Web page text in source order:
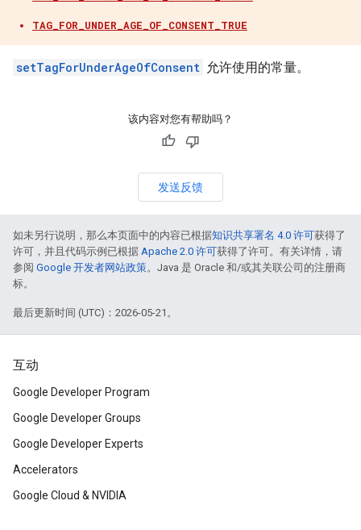
TAG_FOR_UNDER_AGE_OF_CONSENT_TRUE
setTagForUnderAgeOfConsent 允许使用的常量。
该内容对您有帮助吗？
发送反馈
如未另行说明，那么本页面中的内容已根据知识共享署名 4.0 许可获得了
许可，并且代码示例已根据 Apache 2.0 许可获得了许可。有关详情，请
参阅 Google 开发者网站政策。Java 是 Oracle 和/或其关联公司的注册商
标。
最后更新时间 (UTC)：2026-05-21。
互动
Google Developer Program
Google Developer Groups
Google Developer Experts
Accelerators
Google Cloud & NVIDIA